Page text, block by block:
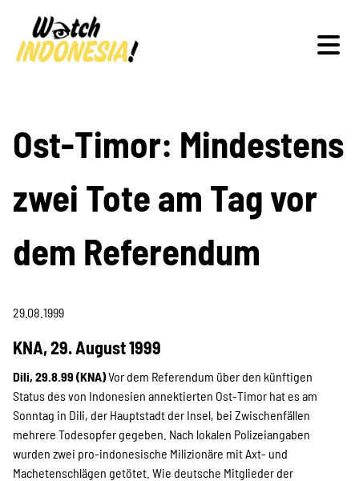
Schwerpunkte
Veranstaltungen
Projekte
Kampagne
Ost-Timor: Mindestens
zwei Tote am Tag vor
dem Referendum
29.08.1999
KNA, 29. August 1999
Dili, 29.8.99 (KNA)Vor dem Referendum über den künftigen
Status des von Indonesien annektierten Ost-Timor hat es am
Sonntag in Dili, der Hauptstadt der Insel, bei Zwischenfällen
mehrere Todesopfer gegeben. Nach lokalen Polizeiangaben
wurden zwei pro-indonesische Milizionäre mit Axt- und
Machetenschlägen getötet. Wie deutsche Mitglieder der